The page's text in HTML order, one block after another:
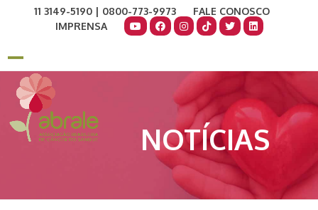
11 3149-5190 | 0800-773-9973
FALE CONOSCO
IMPRENSA
Open
mobile
menu
Close
mobile
menu
NOTÍCIAS